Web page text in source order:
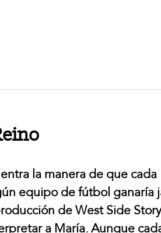
la manera de que cada
equipo de fútbol ganaría
de West Side Story
a María. Aunque